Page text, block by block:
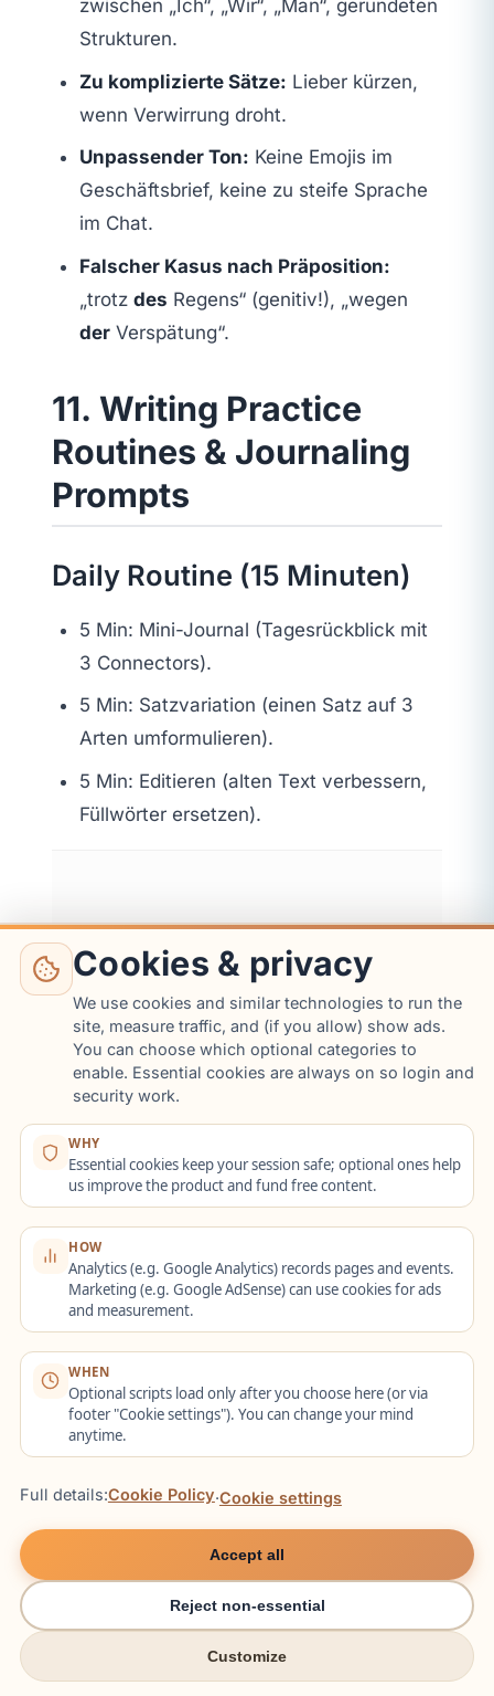
Cookies & privacy
We use cookies and similar technologies to run the
site, measure traffic, and (if you allow) show ads.
You can choose which optional categories to
enable. Essential cookies are always on so login and
security work.
WHY
Essential cookies keep your session safe; optional ones help
us improve the product and fund free content.
HOW
Analytics (e.g. Google Analytics) records pages and events.
Marketing (e.g. Google AdSense) can use cookies for ads
and measurement.
WHEN
Optional scripts load only after you choose here (or via
footer "Cookie settings"). You can change your mind
anytime.
Full details:Cookie Policy·Cookie settings
Accept all
Reject non-essential
Customize
zwischen „Ich“, „Wir“, „Man“, gerundeten
Strukturen.
Zu komplizierte Sätze: Lieber kürzen,
wenn Verwirrung droht.
Unpassender Ton: Keine Emojis im
Geschäftsbrief, keine zu steife Sprache
im Chat.
Falscher Kasus nach Präposition:
„trotzdes Regens“ (genitiv!), „wegen
der Verspätung“.
11. Writing Practice
Routines & Journaling
Prompts
Daily Routine (15 Minuten)
5 Min: Mini-Journal (Tagesrückblick mit
3 Connectors).
5 Min: Satzvariation (einen Satz auf 3
Arten umformulieren).
5 Min: Editieren (alten Text verbessern,
Füllwörter ersetzen).
Journaling Prompts
„Beschreibe eine Herausforderung und
wie du sie gemeistert hast.“
„Welche kulturelle Beobachtung hast du
letztes Mal in Deutschland gemacht?“
„Erzähle einen Alltagssatz dreimal:
formal, neutral, informell.“
12. 30-Day Native
Writing Challenge
Schreibe jeden Tag kurz (100–200 Wörter)
mit Schwerpunkt auf Stil.
Stelle dich vor (neutral).
try italki
try italki